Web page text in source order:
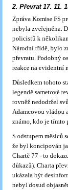
2. Převrat 17. 11.
Zpráva Komise FS
nebyla zveřejněna.
policistů k
Národní třídě, bylo
převratu. Podobný
reakce na evidentní
Důsledkem tohoto
legendě sametové
rovněž nedodržel
Adamcovou vládou
známo, kdo je tímto
S odstupem měsíců
že byl koncipován
Chartě 77 - to
důkazů). Charta
ukázala být
nebyl dosud